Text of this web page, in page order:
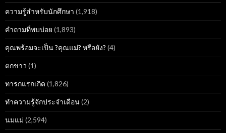
ความรู้สำหรับนักศึกษา (1,918)
คำถามที่พบบ่อย (1,893)
คุณพร้อมจะเป็น ?คุณแม่? หรือยัง? (4)
ตกขาว (1)
ทารกแรกเกิด (1,826)
ทำความรู้จักประจำเดือน(2)
นมแม่ (2,594)